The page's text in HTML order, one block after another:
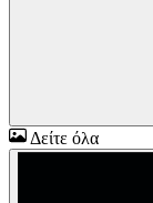
Δείτε όλα